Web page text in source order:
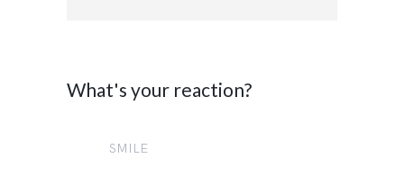
What's your reaction?
SMILE